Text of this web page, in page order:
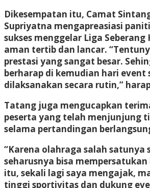
Dikesempatan itu, Camat
Supriyatna mengapreasiasi
sukses menggelar Liga Seberang
aman tertib dan lancar.
prestasi yang sangat besar.
berharap di kemudian hari event
dilaksanakan secara rutin,”
Tatang juga mengucapkan
peserta yang telah menjunjung
selama pertandingan
“Karena olahraga salah satunya
seharusnya bisa
itu, sekali lagi saya mengajak,
tinggi sportivitas dan dukung